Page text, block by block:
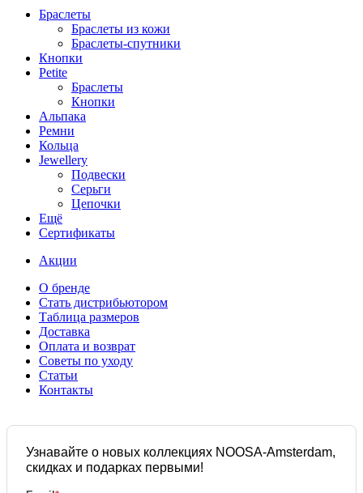
Браслеты
Браслеты из кожи
Браслеты-спутники
Кнопки
Petite
Браслеты
Кнопки
Альпака
Ремни
Кольца
Jewellery
Подвески
Серьги
Цепочки
Ещё
Сертификаты
Акции
О бренде
Стать дистрибьютором
Таблица размеров
Доставка
Оплата и возврат
Советы по уходу
Статьи
Контакты
Узнавайте о новых коллекциях NOOSA-Amsterdam,
скидках и подарках первыми!